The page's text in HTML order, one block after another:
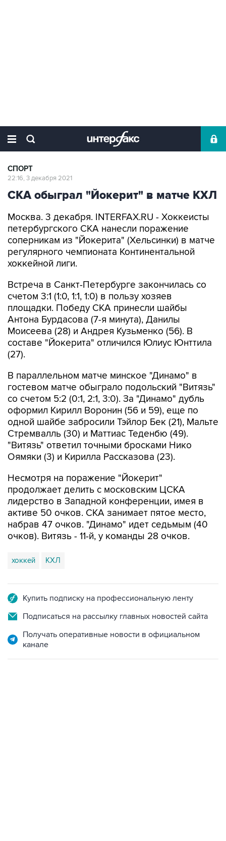
СПОРТ
22:16, 3 декабря 2021
СКА обыграл "Йокерит" в матче КХЛ
Москва. 3 декабря. INTERFAX.RU - Хоккеисты
петербургского СКА нанесли поражение
соперникам из "Йокерита" (Хельсинки) в матче
регулярного чемпионата Континентальной
хоккейной лиги.
Встреча в Санкт-Петербурге закончилась со
счетом 3:1 (1:0, 1:1, 1:0) в пользу хозяев
площадки. Победу СКА принесли шайбы
Антона Бурдасова (7-я минута), Данилы
Моисеева (28) и Андрея Кузьменко (56). В
составе "Йокерита" отличился Юлиус Юнттила
(27).
В параллельном матче минское "Динамо" в
гостевом матче обыграло подольский "Витязь"
со счетом 5:2 (0:1, 2:1, 3:0). За "Динамо" дубль
оформил Кирилл Воронин (56 и 59), еще по
одной шайбе забросили Тэйлор Бек (21), Мальте
Стремвалль (30) и Маттиас Теденбю (49).
"Витязь" ответил точными бросками Нико
Оямяки (3) и Кирилла Рассказова (23).
Несмотря на поражение "Йокерит"
продолжает делить с московским ЦСКА
лидерство в Западной конференции, имея в
активе 50 очков. СКА занимает пятое место,
набрав 47 очков. "Динамо" идет седьмым (40
очков). Витязь - 11-й, у команды 28 очков.
хоккей КХЛ
Купить подписку на профессиональную ленту
Подписаться на рассылку главных новостей сайта
Получать оперативные новости в официальном
канале